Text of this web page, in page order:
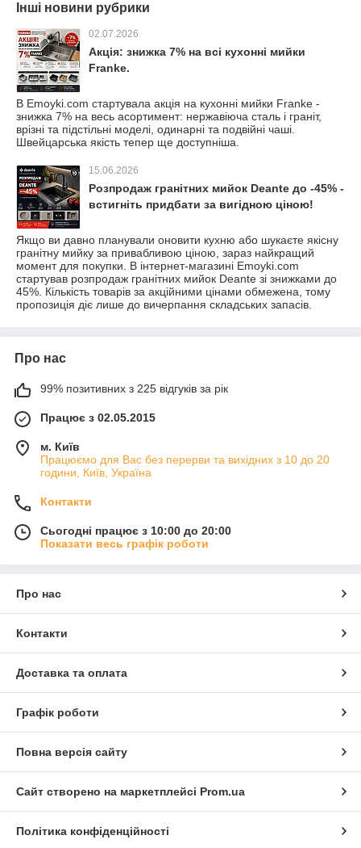
Інші новини рубрики
02.07.2026
Акція: знижка 7% на всі кухонні мийки
Franke.
В Emoyki.com стартувала акція на кухонні мийки Franke -
знижка 7% на весь асортимент: нержавіюча сталь і граніт,
врізні та підстільні моделі, одинарні та подвійні чаші.
Швейцарська якість тепер ще доступніша.
15.06.2026
Розпродаж гранітних мийок Deante до -45% -
встигніть придбати за вигідною ціною!
Якщо ви давно планували оновити кухню або шукаєте якісну
гранітну мийку за привабливою ціною, зараз найкращий
момент для покупки. В інтернет-магазині Emoyki.com
стартував розпродаж гранітних мийок Deante зі знижками до
45%. Кількість товарів за акційними цінами обмежена, тому
пропозиція діє лише до вичерпання складських запасів.
Про нас
99% позитивних з 225 відгуків за рік
Працює з 02.05.2015
м. Київ
Працюємо для Вас без перерви та вихідних з 10 до 20
години, Київ, Україна
Контакти
Сьогодні працює з 10:00 до 20:00
Показати весь графік роботи
Про нас
Контакти
Доставка та оплата
Графік роботи
Повна версія сайту
Сайт створено на маркетплейсі Prom.ua
Політика конфіденційності